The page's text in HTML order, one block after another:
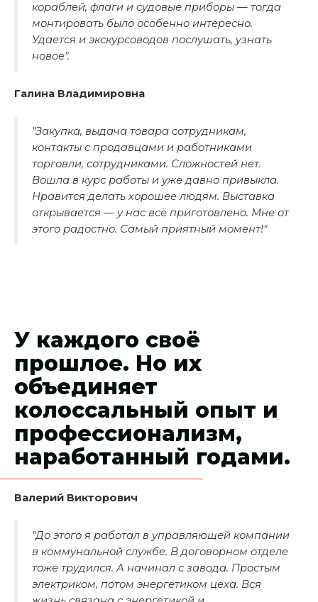
кораблей, флаги и судовые приборы — тогда
монтировать было особенно интересно.
Удается и экскурсоводов послушать, узнать
новое".
Галина Владимировна
"Закупка, выдача товара сотрудникам,
контакты с продавцами и работниками
торговли, сотрудниками. Сложностей нет.
Вошла в курс работы и уже давно привыкла.
Нравится делать хорошее людям. Выставка
открывается — у нас всё приготовлено. Мне от
этого радостно. Самый приятный момент!"
У каждого своё
прошлое. Но их
объединяет
колоссальный опыт и
профессионализм,
наработанный годами.
Валерий Викторович
"До этого я работал в управляющей компании
в коммунальной службе. В договорном отделе
тоже трудился. А начинал с завода. Простым
электриком, потом энергетиком цеха. Вся